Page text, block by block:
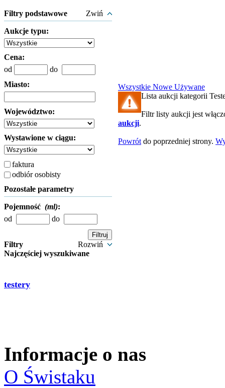
Filtry podstawowe Zwiń
Aukcje typu:
Cena:
od
do
Miasto:
Województwo:
Wystawione w ciągu:
faktura
odbiór osobisty
Pozostałe parametry
Pojemność (ml):
od
do
Filtry
Rozwiń
Najczęściej wyszukiwane
testery
Wszystkie Nowe Używane
Lista aukcji kategorii
Filtr listy aukcji jest
aukcji.
Powrót do poprzedniej strony.
Informacje o nas
O Świstaku